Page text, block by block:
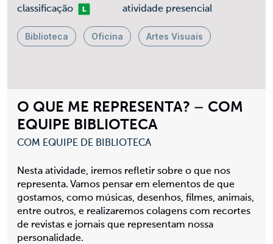
O QUE ME REPRESENTA? – COM
EQUIPE BIBLIOTECA
COM EQUIPE DE BIBLIOTECA
Nesta atividade, iremos refletir sobre o que nos
representa. Vamos pensar em elementos de que
gostamos, como músicas, desenhos, filmes, animais,
entre outros, e realizaremos colagens com recortes
de revistas e jornais que representam nossa
personalidade.
classificaçãoLivre atividade presencial
Biblioteca Oficina Artes Visuais